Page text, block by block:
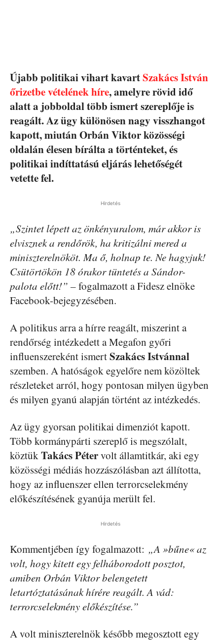
Újabb politikai vihart kavartSzakács István
őrizetbe vételének híre, amelyre rövid idő
alatt a jobboldal több ismert szereplője is
reagált. Az ügy különösen nagy visszhangot
kapott, miután Orbán Viktor közösségi
oldalán élesen bírálta a történteket, és
politikai indíttatású eljárás lehetőségét
vetette fel.
Hirdetés
„Szintet lépett az önkényuralom, már akkor is
elvisznek a rendőrök, ha kritizálni mered a
miniszterelnököt. Ma ő, holnap te. Ne hagyjuk!
Csütörtökön 18 órakor tüntetés a Sándor-
palota előtt!” –fogalmazott a Fidesz elnöke
Facebook-bejegyzésében.
A politikus arra a hírre reagált, miszerint a
rendőrség intézkedett a Megafon győri
influenszereként ismertSzakács Istvánnal
szemben. A hatóságok egyelőre nem közöltek
részleteket arról, hogy pontosan milyen ügyben
és milyen gyanú alapján történt az intézkedés.
Az ügy gyorsan politikai dimenziót kapott.
Több kormánypárti szereplő is megszólalt,
köztükTakács Pétervolt államtitkár, aki egy
közösségi médiás hozzászólásban azt állította,
hogy az influenszer ellen terrorcselekmény
előkészítésének gyanúja merült fel.
Hirdetés
Kommentjében így fogalmazott: „A »bűne« az
volt, hogy kitett egy felháborodott posztot,
amiben Orbán Viktor belengetett
letartóztatásának hírére reagált. A vád:
terrorcselekmény előkészítése.”
A volt miniszterelnök később megosztott egy